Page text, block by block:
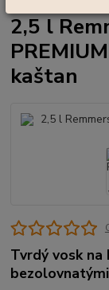
2,5 l
kaštan
Tvrdý vosk na